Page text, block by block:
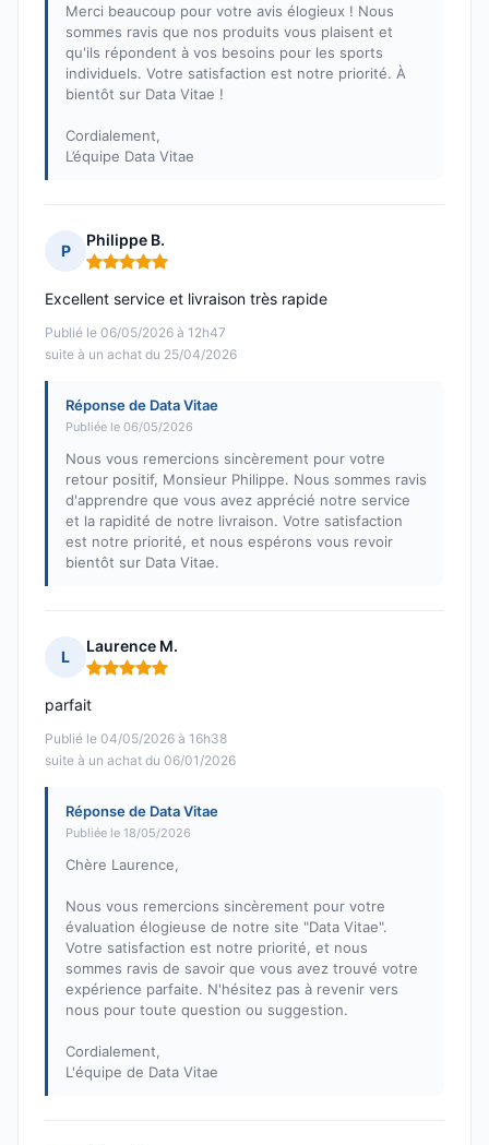
Merci beaucoup pour votre avis élogieux ! Nous
sommes ravis que nos produits vous plaisent et
qu'ils répondent à vos besoins pour les sports
individuels. Votre satisfaction est notre priorité. À
bientôt sur Data Vitae !
Cordialement,
L’équipe Data Vitae
P
Philippe B.
Note : 5 sur 5
Publié le 06/05/2026 à 12h47
suite à un achat du 25/04/2026
Excellent service et livraison très rapide
Réponse de Data Vitae
Publiée le 06/05/2026
Nous vous remercions sincèrement pour votre
retour positif, Monsieur Philippe. Nous sommes ravis
d'apprendre que vous avez apprécié notre service
et la rapidité de notre livraison. Votre satisfaction
est notre priorité, et nous espérons vous revoir
bientôt sur Data Vitae.
L
Laurence M.
Note : 5 sur 5
Publié le 04/05/2026 à 16h38
suite à un achat du 06/01/2026
parfait
Réponse de Data Vitae
Publiée le 18/05/2026
Chère Laurence,
Nous vous remercions sincèrement pour votre
évaluation élogieuse de notre site "Data Vitae".
Votre satisfaction est notre priorité, et nous
sommes ravis de savoir que vous avez trouvé votre
expérience parfaite. N'hésitez pas à revenir vers
nous pour toute question ou suggestion.
Cordialement,
L'équipe de Data Vitae